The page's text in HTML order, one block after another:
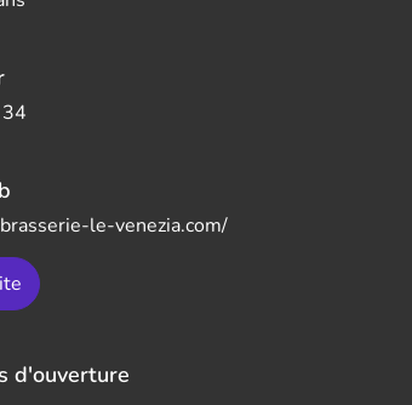
le-venezia.com/
d'ouverture